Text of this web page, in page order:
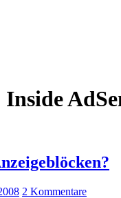
Inside
2 Kommentare